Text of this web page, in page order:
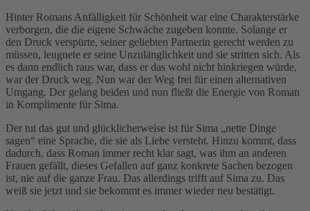
Hinter Romans Anfälligkeit für Schönheit war eine Charakterstärke
verborgen, die die eigene Schwäche zugeben konnte. Solange er
den Druck verspürte, seiner geliebten Partnerin gerecht werden zu
müssen, leugnete er seine Unzulänglichkeit und sie stritten sich. Als
es dann endlich raus war, dass er das wohl nicht hinkriegen würde,
war der Druck weg. Nun war der Weg frei für einen alternativen
Umgang. Der gelang beiden und nun fließt die Energie von Roman
in Komplimente für Sima.
Der tut das gut und glücklicherweise ist für Sima „nette Dinge
sagen“ eine Sprache, die sie als Liebe versteht. Hinzu kommt, dass
dadurch, dass Roman immer recht klar sagt, was ihm an anderen
Frauen gefällt, dieses Gefallen auf ganz konkrete Sachen bezogen
ist, nie auf die ganze Frau. Das allerdings trifft auf Sima zu. Das
weiß sie jetzt und sie bekommt es immer wieder neu bestätigt.